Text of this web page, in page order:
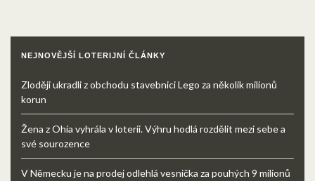
NEJNOVĚJŠÍ LOTERIJNÍ ČLÁNKY
Zloději ukradli z obchodu stavebnici Lego za několik milionů
korun
Žena z Ohia vyhrála v loterii. Výhru hodlá rozdělit mezi sebe a
své sourozence
V Německu je na prodej odlehlá vesnička za pouhých 9 milionů